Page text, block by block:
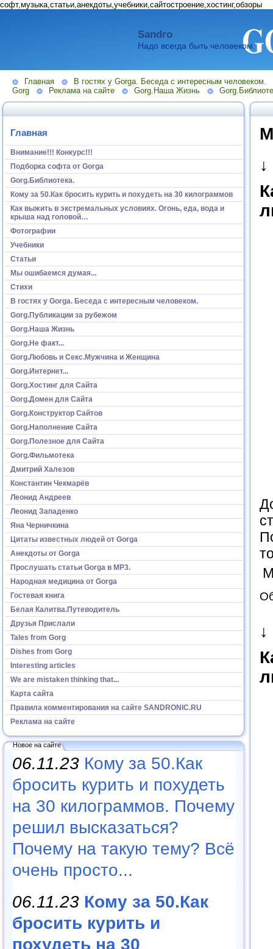
софт,музыка,статьи,анекдоты,учебники,сайтостроение,хостинг,обзоры
Sandro
Надо всегда быть человеком.
Главная
В гостях у Gorga. Беседа с интересным человеком.
Gorg
Реклама на сайте Gorg.Наша Жизнь
Главная
Внимание!!! Конкурс!!!
Подборка софта от Gorga
Gorg.Библиотека.
Кому за 50.Как бросить курить и похудеть на 30 килограммов
Как выжить в экстремальных условиях. Огонь, еда, вода и
крыша над головой…
Фотографии
Учебники
Статьи
Мы ошибаемся думая...
Стихи
В гостях у Gorga. Беседа с интересным человеком.
Gorg.Публикации за рубежом
Gorg.Наша Жизнь
Gorg.Не факт...
Gorg.Любовь и Секс.Мужчина и Женщина
Gorg.Интернет...
Gorg.Хостинг для Сайта
Gorg.Домен для Сайта
Gorg.Конструктор Сайтов
Gorg.Наполнение Сайта
Gorg.Полезное для Сайта
Gorg.Фильмотека
Дмитрий Халезов
Константин Чекмарёв
Леонид Андреев
Леонид Западенко
Яна Черничкина
Цитаты известных людей от Gorga
Анекдоты от Gorga
Прослушать статьи Gorga в МР3.
Народная медицина от Gorga
Гостевая книга
Белая Калитва.Путеводитель
Друзья Прислали
Tales from Gorg
Dishes from Gorg
Interesting articles
We are mistaken thinking that...
Карта сайта
Правила комментирования на сайте SANDRONIC.RU
Реклама на сайте
Новое на сайте
06.11.23 Кому за 50.Как
бросить курить и похудеть
на 30 килограммов. Почему
решил высказаться?
Почему на такую тему? Всё
очень просто...
06.11.23 Кому за 50.Как
бросить курить и
похудеть на 30